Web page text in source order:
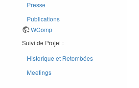
Presse
Publications
WComp
Suivi de Projet :
Historique et Retombées
Meetings